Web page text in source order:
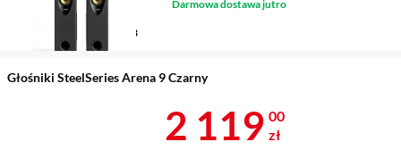
pilot, regulacja
głośności, odtwarzacz MP3
Darmowa dostawa jutro
Głośniki SteelSeries Arena 9 Czarny
Cena 2 119 zł
2 119 00
zł